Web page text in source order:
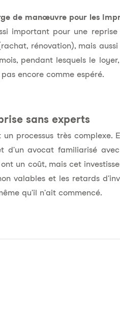
de manœuvre pour les
important pour une
rénovation), mais
pendant lesquels le
encore comme espéré.
sans experts
processus très
d'un avocat familiarisé
un coût, mais cet
valables et les retards
qu'il n'ait commencé.